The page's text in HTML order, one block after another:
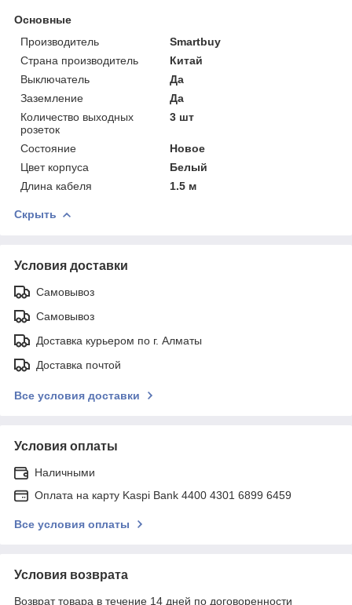
Основные
Производитель
Smartbuy
Страна производитель
Китай
Выключатель
Да
Заземление
Да
Количество выходных
розеток
3 шт
Состояние
Новое
Цвет корпуса
Белый
Длина кабеля
1.5 м
Скрыть
Условия доставки
Самовывоз
Самовывоз
Доставка курьером по г. Алматы
Доставка почтой
Все условия доставки
Условия оплаты
Наличными
Оплата на карту Kaspi Bank 4400 4301 6899 6459
Все условия оплаты
Условия возврата
Возврат товара в течение 14 дней по договоренности